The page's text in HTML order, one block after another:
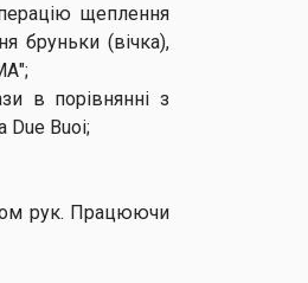
щеплення
бруньки (вічка),
в порівнянні з
Due Buoi;
рук. Працюючи